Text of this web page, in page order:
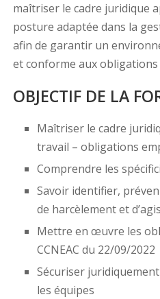
maîtriser le cadre juridique
posture adaptée dans la
afin de garantir un
et conforme aux obligations
OBJECTIF DE LA
Maîtriser le cadre
travail – obligations
Comprendre les
Savoir identifier,
de harcèlement et
Mettre en œuvre les
CCNEAC du 22/09/2022
Sécuriser
les équipes